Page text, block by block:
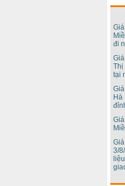
đi
Thị
tại
Hà
3/